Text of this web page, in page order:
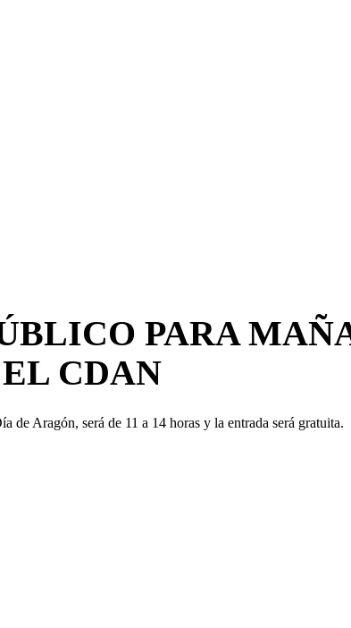
PARA
CDAN
Aragón, será de 11 a 14 horas y la entrada será gratuita.